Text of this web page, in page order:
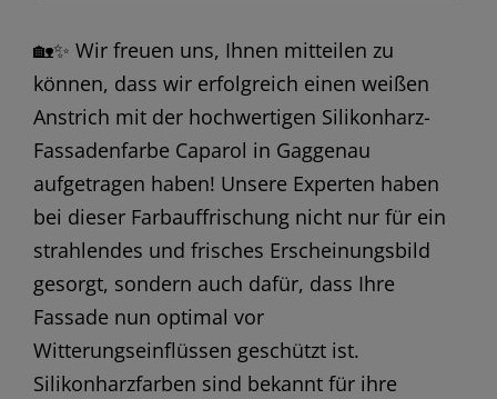
🏡✨ Wir freuen uns, Ihnen mitteilen zu
können, dass wir erfolgreich einen weißen
Anstrich mit der hochwertigen Silikonharz-
Fassadenfarbe Caparol in Gaggenau
aufgetragen haben! Unsere Experten haben
bei dieser Farbauffrischung nicht nur für ein
strahlendes und frisches Erscheinungsbild
gesorgt, sondern auch dafür, dass Ihre
Fassade nun optimal vor
Witterungseinflüssen geschützt ist.
Silikonharzfarben sind bekannt für ihre